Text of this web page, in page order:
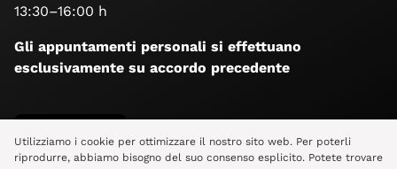
13:30–16:00 h
Gli appuntamenti personali si effettuano
esclusivamente su accordo precedente
Seguiteci
Utilizziamo i cookie per ottimizzare il nostro sito web. Per poterli
riprodurre, abbiamo bisogno del suo consenso esplicito. Potete trovare